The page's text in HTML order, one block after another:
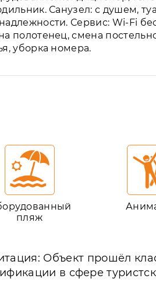
Санузел: с душем,
Сервис: Wi-Fi
полотенец, смена
уборка номера.
пляж
Объект прошёл
в сфере